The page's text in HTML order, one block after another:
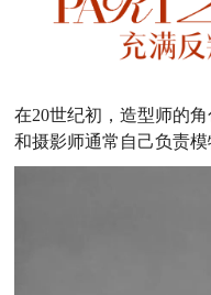
在20世纪初，造型师的
和摄影师通常自己负责模